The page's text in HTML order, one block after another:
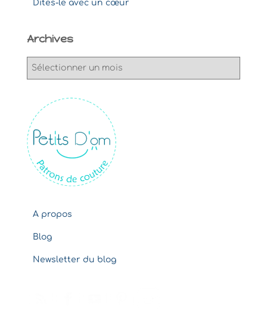
Dites-le avec un cœur
Archives
v
e
s
A propos
Blog
Newsletter du blog